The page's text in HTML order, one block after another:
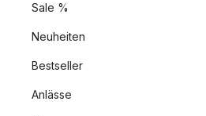
Sale %
Neuheiten
Bestseller
Anlässe